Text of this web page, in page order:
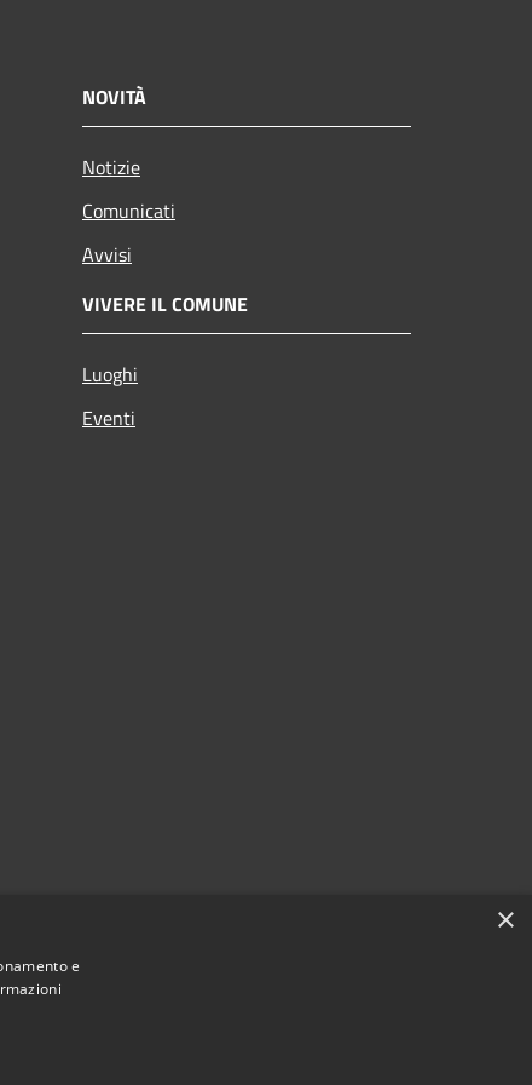
NOVITÀ
Notizie
Comunicati
Avvisi
VIVERE IL COMUNE
Luoghi
Eventi
×
e